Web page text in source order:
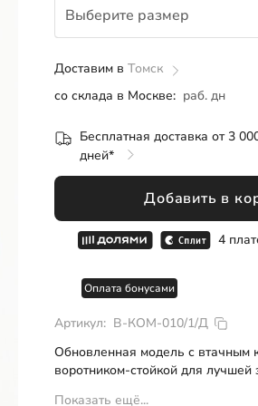
Розница ОПТ
Выберите размер
86
98
110
134
Доставим в Томск
со склада в Москве: раб. дн
Бесплатная доставка от 3
дней*
Добавить в
4
Оплата бонусами
Артикул: В-КОМ-010/1/Д
Обновленная модель с втачным
воротником-стойкой для лучшей
Показать ещё...